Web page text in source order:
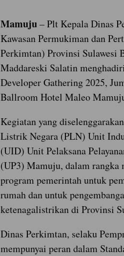
Mamuju– Plt Kepala Dinas
Kawasan Permukiman dan
Perkimtan) Provinsi Sulawesi
Maddareski Salatin
Developer Gathering 2025,
Ballroom Hotel Maleo
Kegiatan yang
Listrik Negara (PLN) Unit
(UID) Unit Pelaksana
(UP3) Mamuju, dalam rangka
program pemerintah untuk
rumah dan untuk
ketenagalistrikan di Provinsi
Dinas Perkimtan, selaku
mempunyai peran dalam